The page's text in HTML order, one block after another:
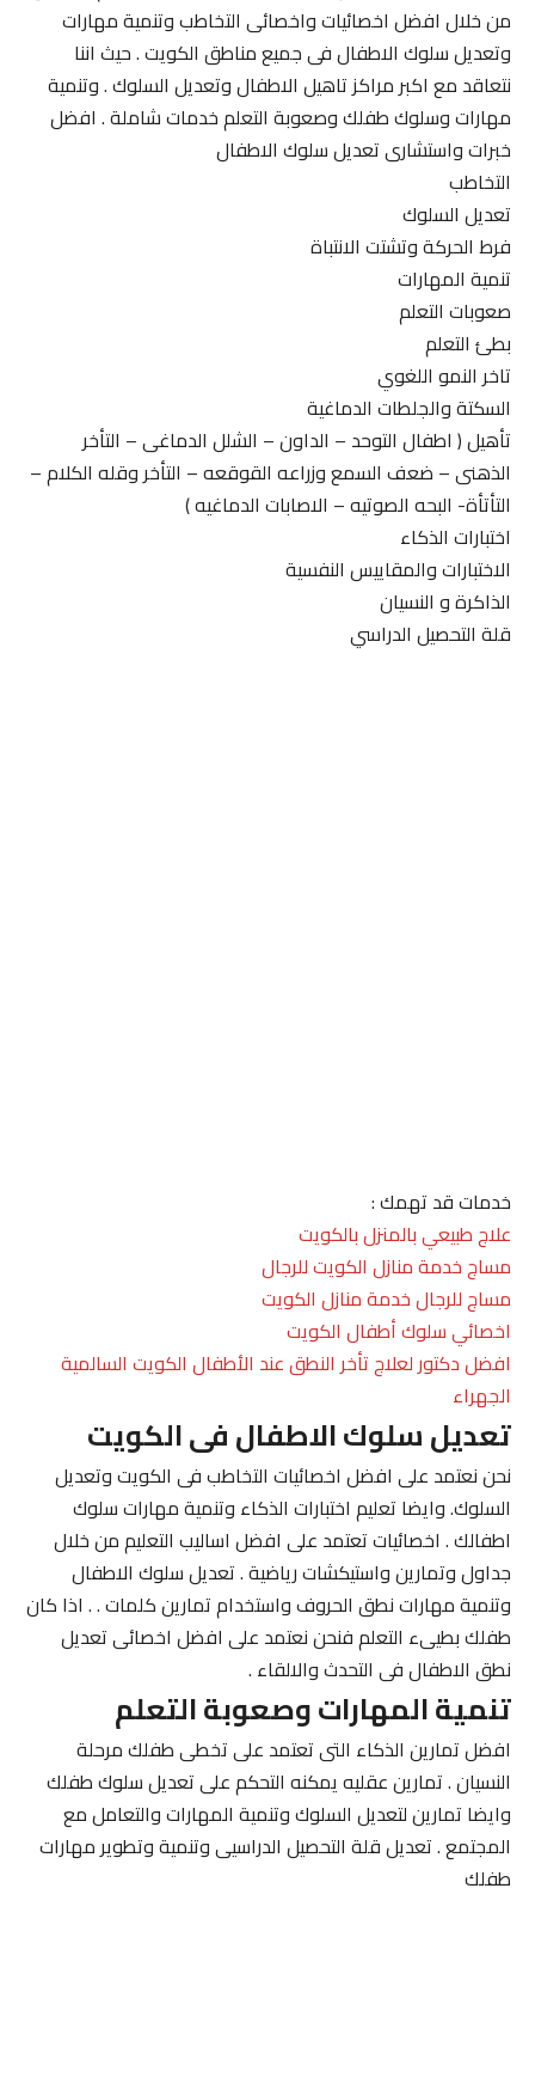
من خلال افضل اخصائيات واخصائى التخاطب وتنمية مهارات
وتعديل سلوك الاطفال فى جميع مناطق الكويت . حيث اننا
نتعاقد مع اكبر مراكز تاهيل الاطفال وتعديل السلوك . وتنمية
مهارات وسلوك طفلك وصعوبة التعلم خدمات شاملة . افضل
خبرات واستشارى تعديل سلوك الاطفال
التخاطب
تعديل السلوك
فرط الحركة وتشتت الانتباة
تنمية المهارات
صعوبات التعلم
بطئ التعلم
تاخر النمو اللغوي
السكتة والجلطات الدماغية
تأهيل ( اطفال التوحد – الداون – الشلل الدماغى – التأخر
الذهنى – ضعف السمع وزراعه القوقعه – التأخر وقله الكلام –
التأتأة- البحه الصوتيه – الاصابات الدماغيه )
اختبارات الذكاء
الاختبارات والمقاييس النفسية
الذاكرة و النسيان
قلة التحصيل الدراسي
خدمات قد تهمك :
علاج طبيعي بالمنزل بالكويت
مساج خدمة منازل الكويت للرجال
مساج للرجال خدمة منازل الكويت
اخصائي سلوك أطفال الكويت
افضل دكتور لعلاج تأخر النطق عند الأطفال الكويت السالمية
الجهراء
تعديل سلوك الاطفال فى الكويت
نحن نعتمد على افضل اخصائيات التخاطب فى الكويت وتعديل
السلوك. وايضا تعليم اختبارات الذكاء وتنمية مهارات سلوك
اطفالك . اخصائيات تعتمد على افضل اساليب التعليم من خلال
جداول وتمارين واستيكشات رياضية . تعديل سلوك الاطفال
وتنمية مهارات نطق الحروف واستخدام تمارين كلمات . . اذا كان
طفلك بطيىء التعلم فنحن نعتمد على افضل اخصائى تعديل
نطق الاطفال فى التحدث والالقاء .
تنمية المهارات وصعوبة التعلم
افضل تمارين الذكاء التى تعتمد على تخطى طفلك مرحلة
النسيان . تمارين عقليه يمكنه التحكم على تعديل سلوك طفلك
وايضا تمارين لتعديل السلوك وتنمية المهارات والتعامل مع
المجتمع . تعديل قلة التحصيل الدراسيى وتنمية وتطوير مهارات
طفلك